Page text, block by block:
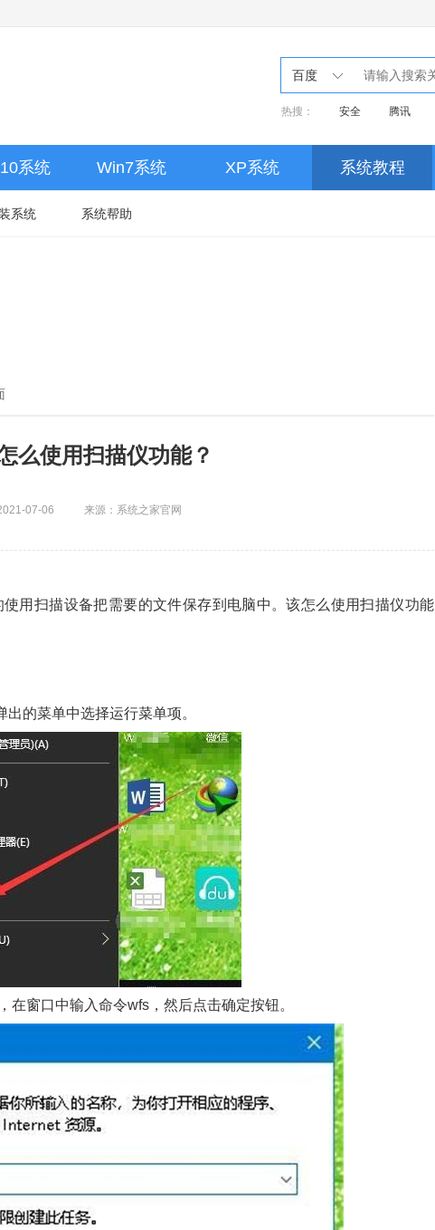
百度
热搜： 安全 腾讯
系统 Win7系统 XP系统 系统教程
系统 系统帮助
么使用扫描仪功能？
07-06 来源：系统之家官网
扫描设备把需要的文件保存到电脑中。该怎么使用扫描仪功能
的菜单中选择运行菜单项。
窗口中输入命令wfs，然后点击确定按钮。